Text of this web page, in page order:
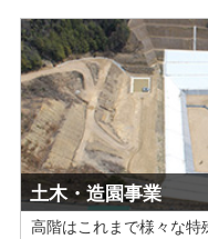
土木・造園事業
高階はこれまで様々な特